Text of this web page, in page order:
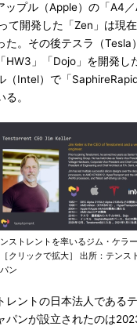
ップル（Apple）の「A4
て開発した「Zen」は現
た。その後テスラ（Tesla
HW3」「Dojo」を開発し
（Intel）で「
。
ストレントを率いるジム・ケラ
クリックで拡大］ 出所：テンス
ン
ントの日本法人である
パンが設立されたのは